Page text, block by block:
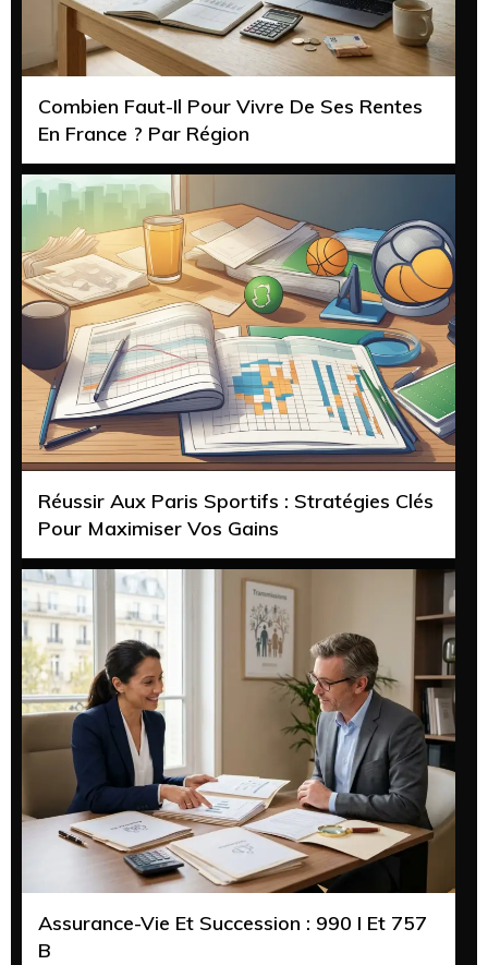
Combien Faut-Il Pour Vivre De Ses Rentes
En France ? Par Région
Réussir Aux Paris Sportifs : Stratégies Clés
Pour Maximiser Vos Gains
Assurance-Vie Et Succession : 990 I Et 757
B